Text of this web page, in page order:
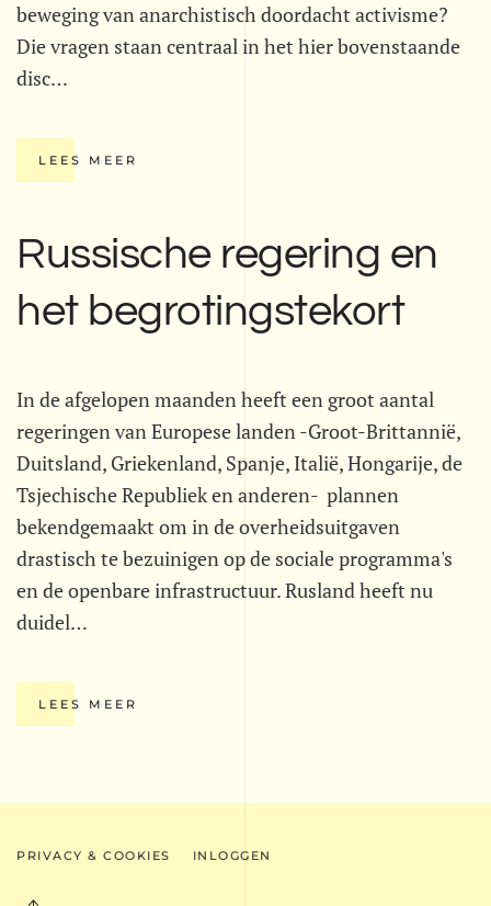
beweging van anarchistisch doordacht activisme?
Die vragen staan centraal in het hier bovenstaande
disc…
LEES MEER
Russische regering en
het begrotingstekort
In de afgelopen maanden heeft een groot aantal
regeringen van Europese landen -Groot-Brittannië,
Duitsland, Griekenland, Spanje, Italië, Hongarije, de
Tsjechische Republiek en anderen- plannen
bekendgemaakt om in de overheidsuitgaven
drastisch te bezuinigen op de sociale programma's
en de openbare infrastructuur. Rusland heeft nu
duidel…
LEES MEER
PRIVACY & COOKIES INLOGGEN